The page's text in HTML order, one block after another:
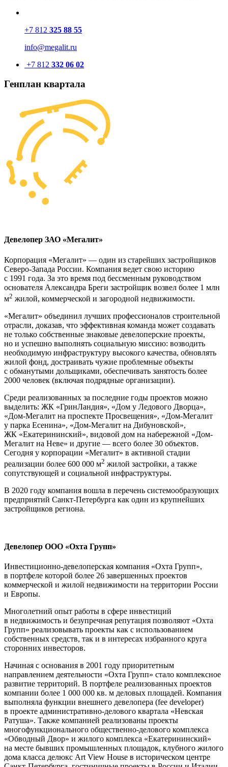
+7 812 325 88 55
info@megalit.ru
+7 812 332 06 02
Генплан квартала
Девелопер ЗАО «Мегалит»
Корпорация «Мегалит» — один из старейших застройщиков
Северо-Запада России. Компания ведет свою историю
с 1991 года. За это время под бессменным руководством
основателя Александра Бреги застройщик возвел более 1 млн
м2 жилой, коммерческой и загородной недвижимости.
«Мегалит» объединил лучших профессионалов строительной
отрасли, доказав, что эффективная команда может создавать
не только собственные знаковые девелоперские проекты,
но и успешно выполнять социальную миссию: возводить
необходимую инфраструктуру высокого качества, обновлять
жилой фонд, достраивать чужие проблемные объекты
с обманутыми дольщиками, обеспечивать занятость более
2000 человек (включая подрядные организации).
Среди реализованных за последние годы проектов можно
выделить: ЖК «ГринЛандия», «Дом у Ледового Дворца»,
«Дом-Мегалит на проспекте Просвещения», «Дом-Мегалит
у парка Есенина», «Дом-Мегалит на Дибуновской»,
ЖК «Екатерининский», видовой дом на набережной «Дом-
Мегалит на Неве» и другие — всего более 30 объектов.
Сегодня у корпорации «Мегалит» в активной стадии
реализации более 600 000 м2 жилой застройки, а также
сопутствующей и социальной инфраструктуры.
В 2020 году компания вошла в перечень системообразующих
предприятий Санкт-Петербурга как один из крупнейших
застройщиков региона.
Девелопер ООО «Охта Групп»
Инвестиционно-девелоперская компания «Охта Групп»,
в портфеле которой более 26 завершенных проектов
коммерческой и жилой недвижимости на территории России
и Европы.
Многолетний опыт работы в сфере инвестиций
в недвижимость и безупречная репутация позволяют «Охта
Групп» реализовывать проекты как с использованием
собственных средств, так и в интересах избранного круга
сторонних инвесторов.
Начиная с основания в 2001 году приоритетным
направлением деятельности «Охта Групп» стало комплексное
развитие территорий. В портфеле реализованных проектов
компании более 1 000 000 кв. м деловых площадей. Компания
выполняла функции внешнего девелопера (fee developer)
в проекте административно-делового квартала «Невская
Ратуша». Также компанией реализованы проекты
многофункционального общественно-делового комплекса
«Обводный Двор» и жилого комплекса «Екатерининский»
на месте бывших промышленных площадок, клубного жилого
дома класса делюкс Art View House в историческом центре